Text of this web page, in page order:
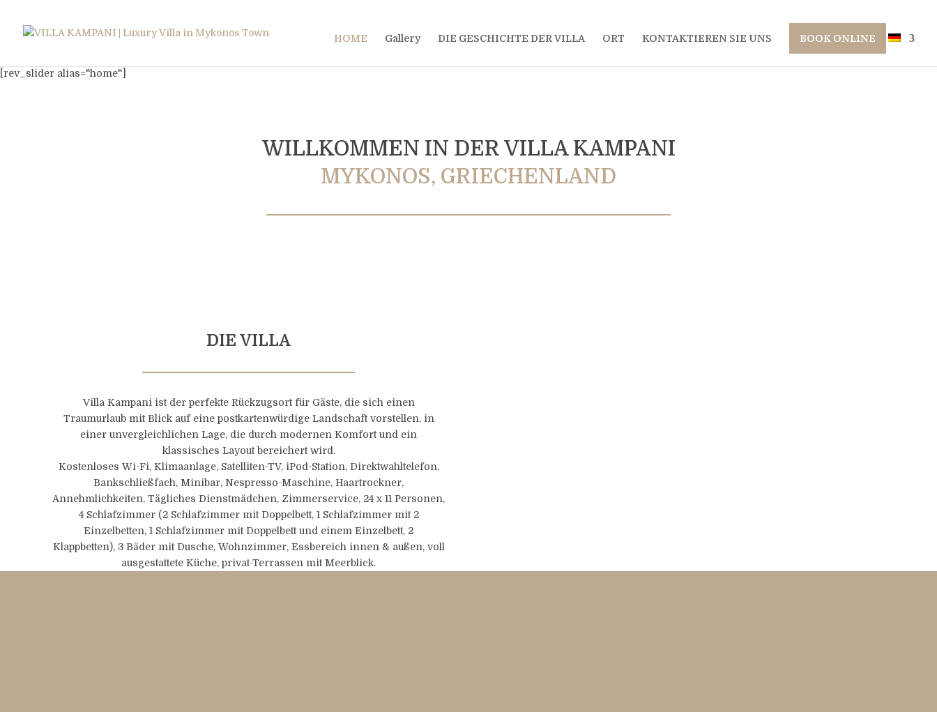
HOME Gallery DIE GESCHICHTE DER VILLA ORT KONTAKTIEREN SIE UNS BOOK ONLINE
[rev_slider alias="home"]
WILLKOMMEN IN DER VILLA KAMPANI
MYKONOS, GRIECHENLAND
DIE VILLA
Villa Kampani ist der perfekte Rückzugsort für Gäste, die sich einen
Traumurlaub mit Blick auf eine postkartenwürdige Landschaft vorstellen, in
einer unvergleichlichen Lage, die durch modernen Komfort und ein
klassisches Layout bereichert wird.
Kostenloses Wi-Fi, Klimaanlage, Satelliten-TV, iPod-Station, Direktwahltelefon,
Bankschließfach, Minibar, Nespresso-Maschine, Haartrockner,
Annehmlichkeiten, Tägliches Dienstmädchen, Zimmerservice, 24 x 11 Personen,
4 Schlafzimmer (2 Schlafzimmer mit Doppelbett, 1 Schlafzimmer mit 2
Einzelbetten, 1 Schlafzimmer mit Doppelbett und einem Einzelbett, 2
Klappbetten), 3 Bäder mit Dusche, Wohnzimmer, Essbereich innen & außen, voll
ausgestattete Küche, privat-Terrassen mit Meerblick.